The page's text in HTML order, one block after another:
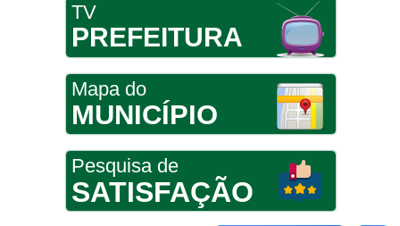
TV
PREFEITURA
Mapa do
MUNICÍPIO
Pesquisa de
SATISFAÇÃO